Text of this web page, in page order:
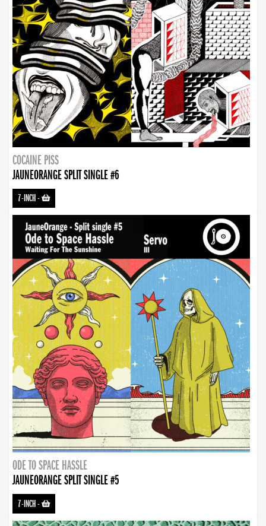
COCAINE PISS
JAUNEORANGE SPLIT SINGLE #6
7-INCH-
ODE TO SPACE HASSLE
JAUNEORANGE SPLIT SINGLE #5
7-INCH-